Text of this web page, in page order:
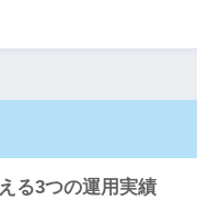
る3つの運用実績